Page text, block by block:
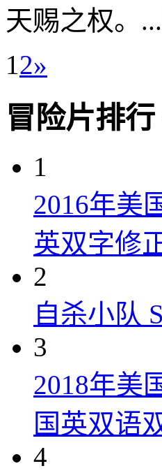
天赐之权。...
1 2»
冒险片排行
1
2016年美
英双字修
2
自杀小队
3
2018年美
国英双语
4